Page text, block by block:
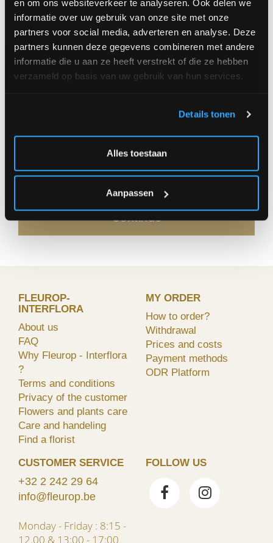
en om ons websiteverkeer te analyseren. Ook delen we
informatie over uw gebruik van onze site met onze
partners voor social media, adverteren en analyse. Deze
partners kunnen deze gegevens combineren met andere
informatie die u aan ze heeft verstrekt of die ze hebben
verzameld op basis van uw gebruik van hun services.
Details tonen
Alles toestaan
Aanpassen
Order
medium (+/- Ø 40 cm) 45,00 €
Amount
** Delivery at address **
|
Continue
FLEUROP-
INTERFLORA
About us
FAQ
Why Fleurop - Interflora
?
Terms and conditions
Privacy of the customer
Flowers and plants care
Care and handeling
Find a florist
MY ORDER
How to order?
Withdrawal
Prices and costs
Payment methods
ODR Platform
CUSTOMER SERVICE
+32 2 242 29 64
info@fleurop.be
Monday - Friday : 8:15 -
12.00 & 13:00 - 17:00
FOLLOW US